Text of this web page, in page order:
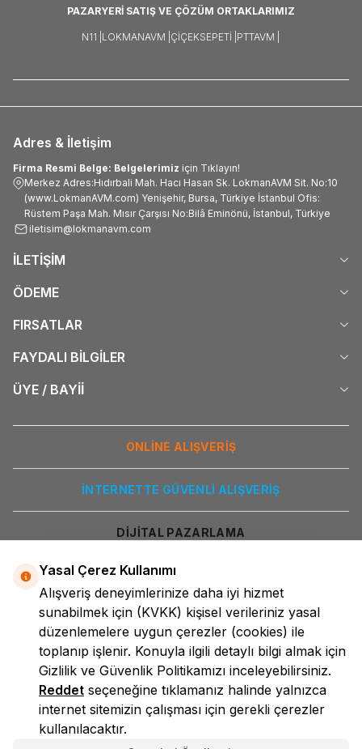
PAZARYERİ SATIŞ VE ÇÖZÜM ORTAKLARIMIZ
N11 | LOKMANAVM | ÇIÇEKSEPETI | PTTAVM |
Adres & İletişim
Firma Resmi Belge: Belgelerimiz için Tıklayın!
Merkez Adres:Hıdırbali Mah. Hacı Hasan Sk. LokmanAVM Sit. No:10
(www.LokmanAVM.com) Yenişehir, Bursa, Türkiye İstanbul Ofis:
Rüstem Paşa Mah. Mısır Çarşısı No:Bilâ Eminönü, İstanbul, Türkiye
iletisim@lokmanavm.com
İLETİŞİM
ÖDEME
FIRSATLAR
FAYDALI BİLGİLER
ÜYE / BAYİİ
ONLİNE ALIŞVERİŞ
İNTERNETTE GÜVENLİ ALIŞVERİŞ
DİJİTAL PAZARLAMA
LokmanAVM
Yasal Çerez Kullanımı
Alışveriş deneyimlerinize daha iyi hizmet
sunabilmek için (KVKK) kişisel verileriniz yasal
düzenlemelere uygun çerezler (cookies) ile
toplanıp işlenir. Konuyla ilgili detaylı bilgi almak için
Gizlilik ve Güvenlik Politikamızı inceleyebilirsiniz.
Reddet seçeneğine tıklamanız halinde yalnızca
internet sitemizin çalışması için gerekli çerezler
kullanılacaktır.